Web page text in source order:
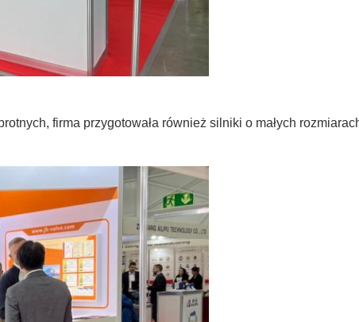
firma przygotowała również silniki o małych